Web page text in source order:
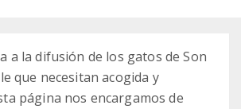
a la difusión de los gatos de Son
que necesitan acogida y
página nos encargamos de